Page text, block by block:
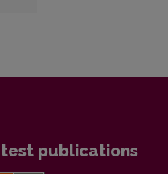
publications